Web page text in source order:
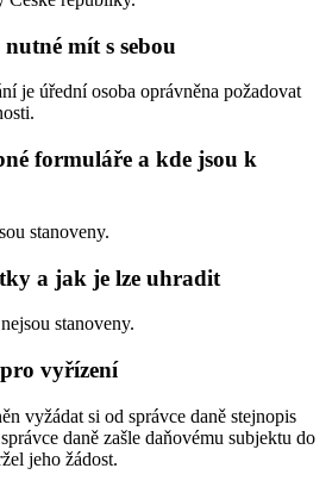
mít s sebou
je úřední osoba oprávněna požadovat
formuláře a kde jsou k
stanoveny.
a jak je lze uhradit
stanoveny.
vyřízení
vyžádat si od správce daně stejnopis
daně zašle daňovému subjektu do
jeho žádost.